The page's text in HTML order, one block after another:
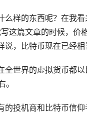
样的东西呢？在我
这篇文章的时候，
，比特币现在已经
全世界的虚拟货币都
投机商和比特币信